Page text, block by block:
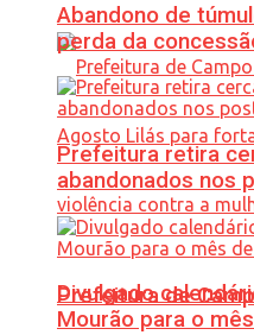
Prefeitura de
Abandono de
perda da
Prefeitura retira
abandonados nos
Divulgado
Mourão para o